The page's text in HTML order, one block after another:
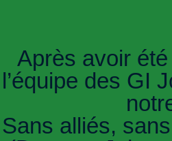
Après avoir
l’équipe des GI
Sans alliés,